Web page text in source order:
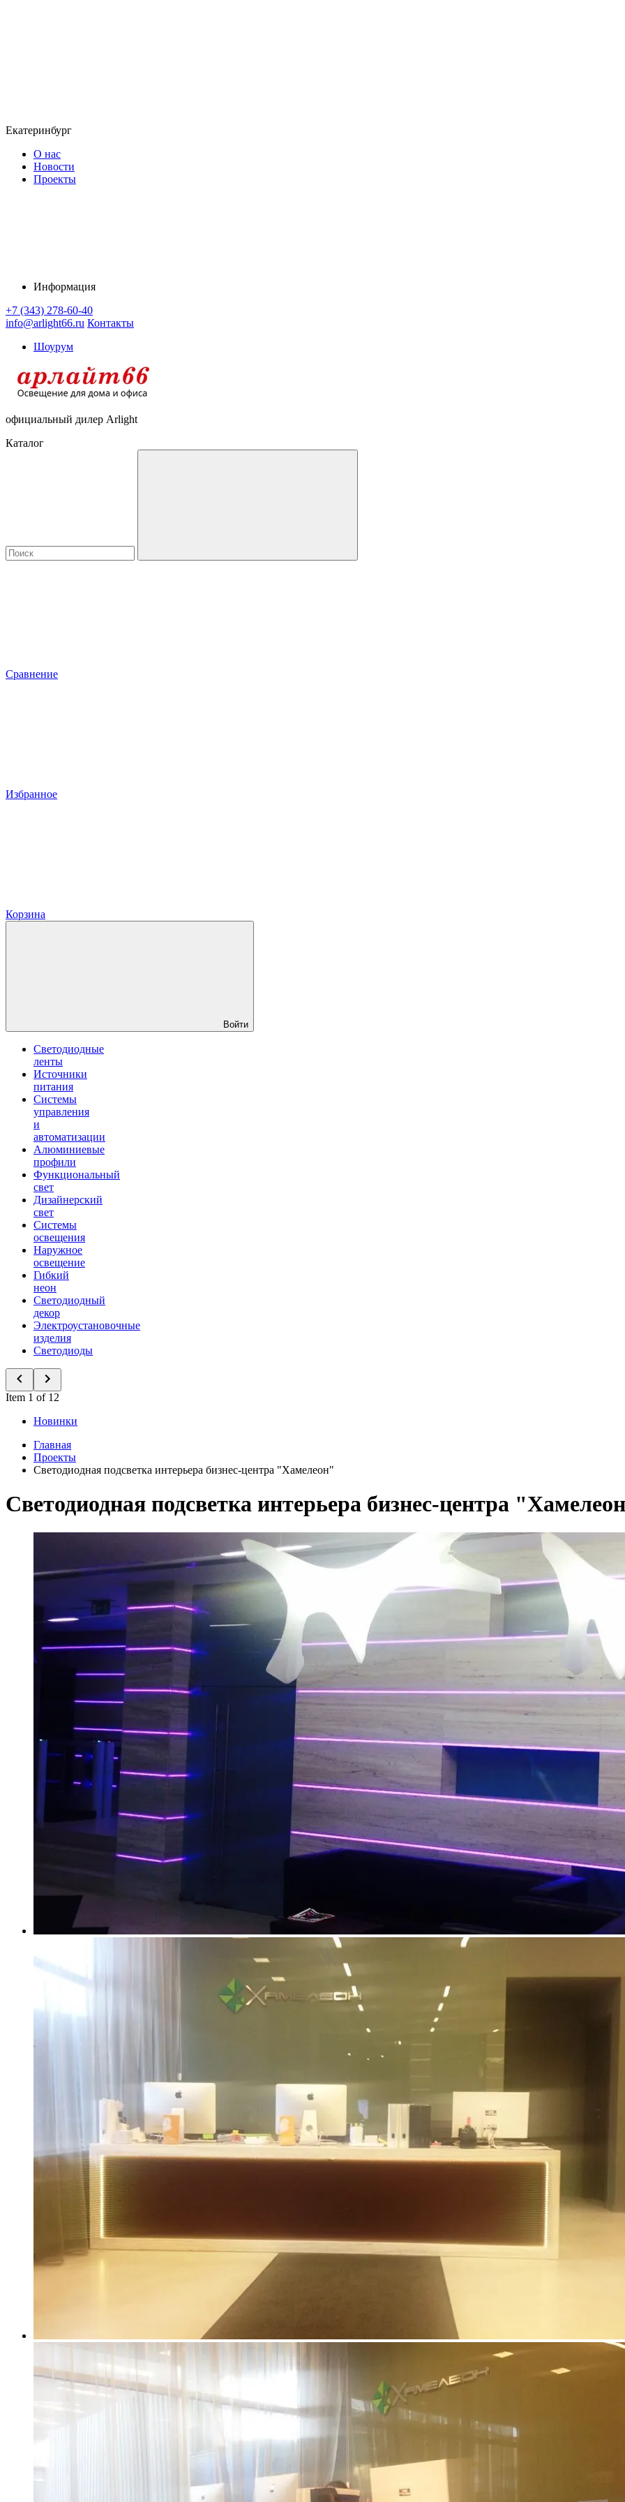
Екатеринбург
О нас
Новости
Проекты
Информация
+7 (343) 278-60-40
info@arlight66.ru Контакты
Шоурум
официальный дилер Arlight
Каталог
Сравнение
Избранное
Корзина
Войти
Светодиодные
ленты
Источники
питания
Системы
управления
и
автоматизации
Алюминиевые
профили
Функциональный
свет
Дизайнерский
свет
Системы
освещения
Наружное
освещение
Гибкий
неон
Светодиодный
декор
Электроустановочные
изделия
Светодиоды
Item 1 of 12
Новинки
Главная
Проекты
Светодиодная подсветка интерьера бизнес-центра "Хамелеон"
Светодиодная подсветка интерьера бизнес-центра